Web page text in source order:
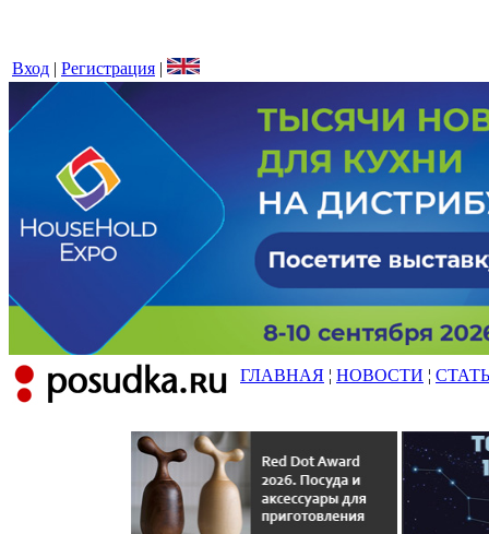
Вход | Регистрация |
ГЛАВНАЯ ¦ НОВОСТИ ¦